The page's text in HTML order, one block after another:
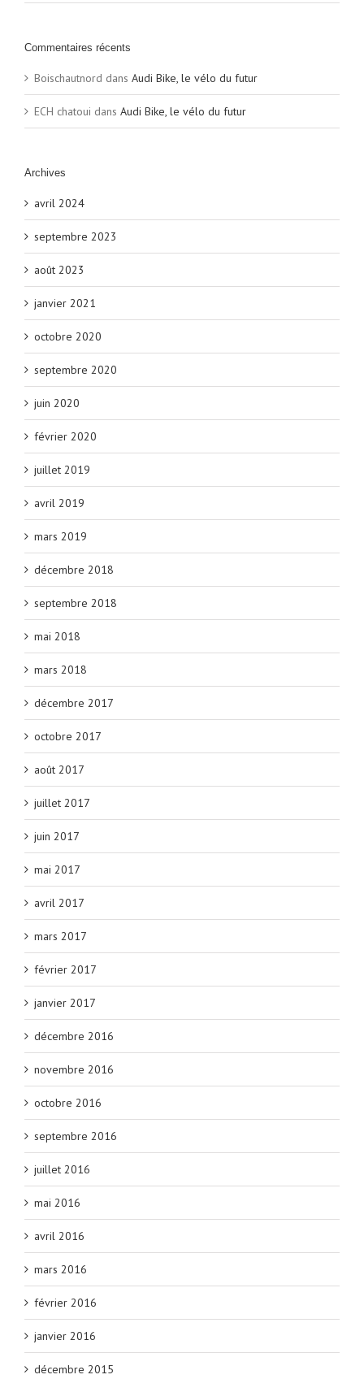
Commentaires récents
Boischautnord dans Audi Bike, le vélo du futur
ECH chatoui dans Audi Bike, le vélo du futur
Archives
avril 2024
septembre 2023
août 2023
janvier 2021
octobre 2020
septembre 2020
juin 2020
février 2020
juillet 2019
avril 2019
mars 2019
décembre 2018
septembre 2018
mai 2018
mars 2018
décembre 2017
octobre 2017
août 2017
juillet 2017
juin 2017
mai 2017
avril 2017
mars 2017
février 2017
janvier 2017
décembre 2016
novembre 2016
octobre 2016
septembre 2016
juillet 2016
mai 2016
avril 2016
mars 2016
février 2016
janvier 2016
décembre 2015